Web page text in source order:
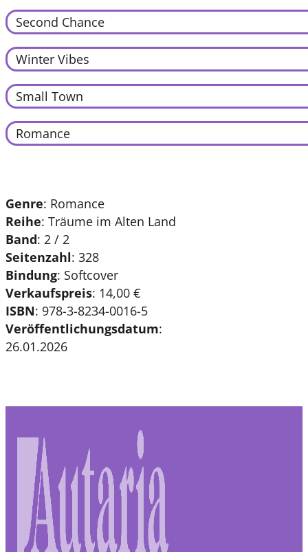
Second Chance
Winter Vibes
Small Town
Romance
Genre: Romance
Reihe: Träume im Alten Land
Band: 2 / 2
Seitenzahl: 328
Bindung: Softcover
Verkaufspreis: 14,00 €
ISBN: 978-3-8234-0016-5
Veröffentlichungsdatum:
26.01.2026